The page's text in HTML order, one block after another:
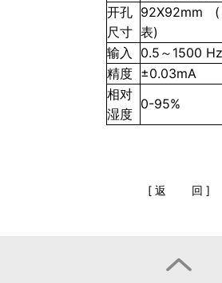
开孔
尺寸
92X92mm (
表)
输入
0.5～1500 Hz
精度 ±0.03mA
相对
湿度
0-95%
[ 返 回 ]
